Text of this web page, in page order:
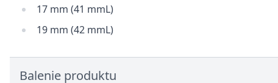
17 mm (41 mmL)
19 mm (42 mmL)
Balenie produktu